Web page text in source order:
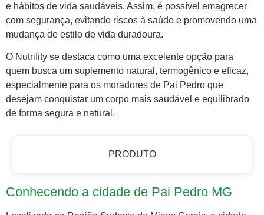
e hábitos de vida saudáveis. Assim, é possível emagrecer
com segurança, evitando riscos à saúde e promovendo uma
mudança de estilo de vida duradoura.
O Nutrifity se destaca como uma excelente opção para
quem busca um suplemento natural, termogênico e eficaz,
especialmente para os moradores de Pai Pedro que
desejam conquistar um corpo mais saudável e equilibrado
de forma segura e natural.
PRODUTO
Conhecendo a cidade de Pai Pedro MG